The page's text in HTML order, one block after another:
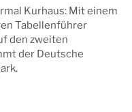
Kurhaus: Mit einem
Tabellenführer
den zweiten
der Deutsche